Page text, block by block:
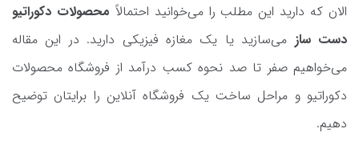
الان که دارید این مطلب را می‌خوانید احتمالاً محصولات دکوراتیو
دست ساز می‌سازید یا یک مغازه فیزیکی دارید. در این مقاله
می‌خواهیم صفر تا صد نحوه کسب درآمد از فروشگاه محصولات
دکوراتیو و مراحل ساخت یک فروشگاه آنلاین را برایتان توضیح
دهیم.